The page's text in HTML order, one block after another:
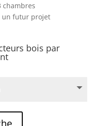
chambres
un futur projet
bois par